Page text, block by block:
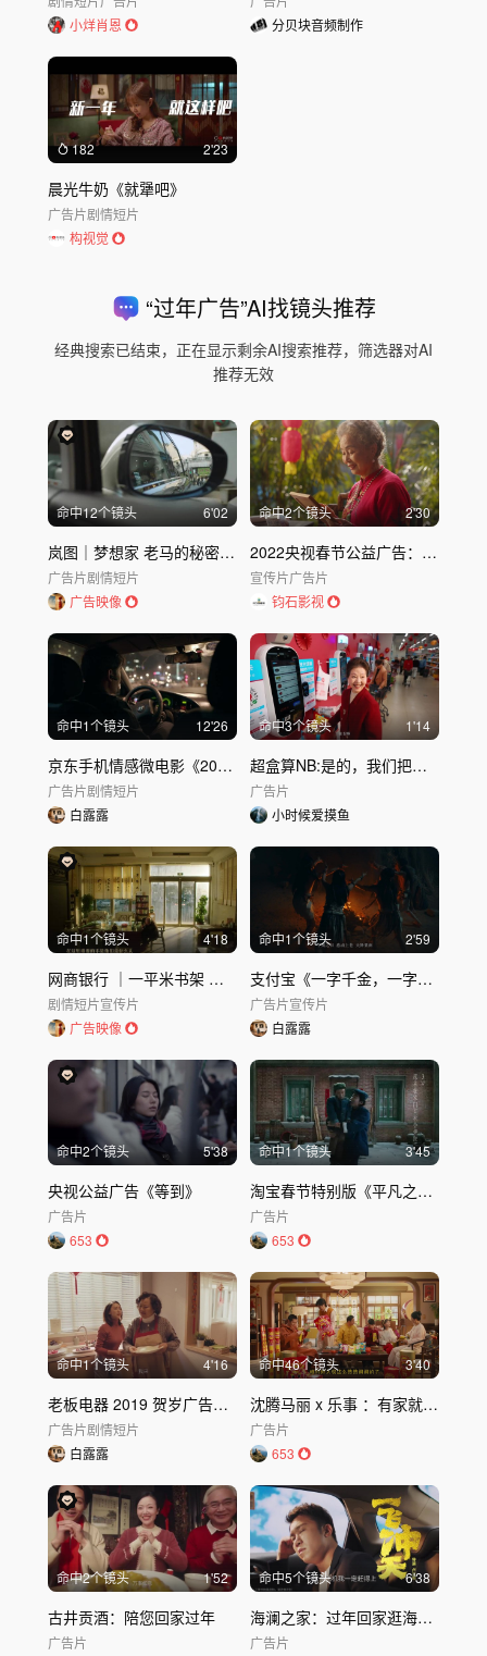
小烊肖恩
分贝块音频制作
182 2'23
晨光牛奶《就犟吧》
广告片剧情短片
构视觉
“过年广告”AI找镜头推荐
经典搜索已结束，正在显示剩余AI搜索推荐，筛选器对AI
推荐无效
命中12个镜头 6'02
岚图｜梦想家 老马的秘密行动
广告片剧情短片
广告映像
命中2个镜头 2'30
2022央视春节公益广告：中国味 吉祥年
宣传片广告片
钧石影视
命中1个镜头 12'26
京东手机情感微电影《2018 生活没那么可怕》都市青年治愈短片
广告片剧情短片
白露露
命中3个镜头 1'14
超盒算NB:是的，我们把年货当灯笼挂树上了！
广告片
小时候爱摸鱼
命中1个镜头 4'18
网商银行 ｜一平米书架 微电影《一起读书吧》
剧情短片宣传片
广告映像
命中1个镜头 2'59
支付宝《一字千金，一字见心》品牌广告｜金融服务类
广告片宣传片
白露露
命中2个镜头 5'38
央视公益广告《等到》
广告片
653
命中1个镜头 3'45
淘宝春节特别版《平凡之路》
广告片
653
命中1个镜头 4'16
老板电器 2019 贺岁广告《婆婆妈妈的年》婆媳厨房故事微电影
广告片剧情短片
白露露
命中46个镜头 3'40
沈腾马丽 x 乐事 ：有家就有乐事
广告片
653
命中2个镜头 1'52
古井贡酒：陪您回家过年
广告片
命中5个镜头 6'38
海澜之家：过年回家逛海澜之家
广告片